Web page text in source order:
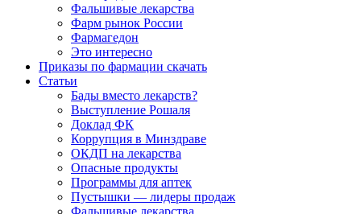
Фальшивые лекарства
Фарм рынок России
Фармагедон
Это интересно
Приказы по фармации скачать
Статьи
Бады вместо лекарств?
Выступление Рошаля
Доклад ФК
Коррупция в Минздраве
ОКДП на лекарства
Опасные продукты
Программы для аптек
Пустышки — лидеры продаж
Фальшивые лекарства